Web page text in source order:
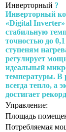
Инверторный ?
Инверторный
«Digital
стабильную
точностью до
ступеням
регулирует
идеальный
температуры. В
всегда тепло, а
достигает
Управление:
Площадь
Потребляемая